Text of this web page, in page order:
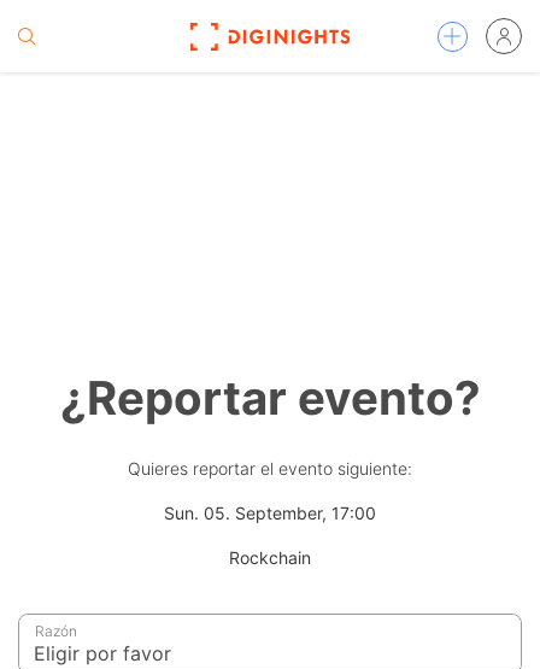
¿Reportar evento?
Quieres reportar el evento siguiente:
Sun. 05. September, 17:00
Rockchain
Razón